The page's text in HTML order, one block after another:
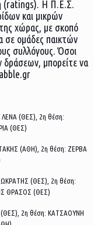
(ratings). Η Π.Ε.Σ.
και μικρών
χώρας, με σκοπό
σε ομάδες παικτών
συλλόγους. Όσοι
δράσεων, μπορείτε να
(ΘΕΣ), 2η θέση:
(ΘΕΣ)
(ΑΘΗ), 2η θέση: ΖΕΡΒΑ
(ΘΕΣ), 2η θέση:
ΘΡΑΣΟΣ (ΘΕΣ)
2η θέση: ΚΑΤΣΑΟΥΝΗ